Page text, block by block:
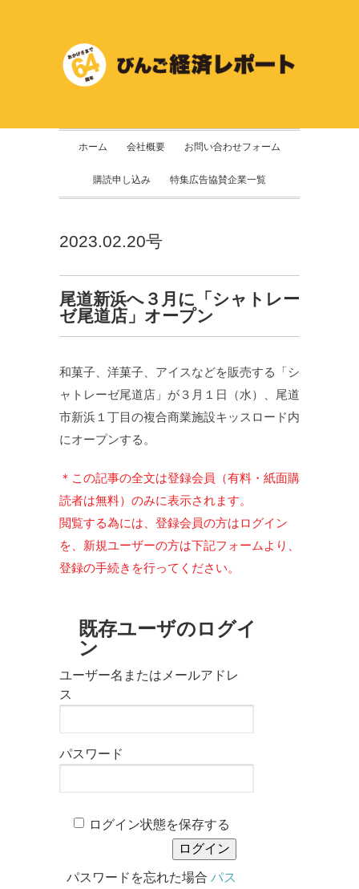
ホーム 会社概要 お問い合わせフォーム
購読申し込み 特集広告協賛企業一覧
2023.02.20号
尾道新浜へ３月に「シャトレー
ゼ尾道店」オープン
和菓子、洋菓子、アイスなどを販売する「シ
ャトレーゼ尾道店」が３月１日（水）、尾道
市新浜１丁目の複合商業施設キッスロード内
にオープンする。
＊この記事の全文は登録会員（有料・紙面購
読者は無料）のみに表示されます。
閲覧する為には、登録会員の方はログイン
を、新規ユーザーの方は下記フォームより、
登録の手続きを行ってください。
既存ユーザのログイ
ン
ユーザー名またはメールアドレ
ス
パスワード
ログイン状態を保存する
パスワードを忘れた場合 パス